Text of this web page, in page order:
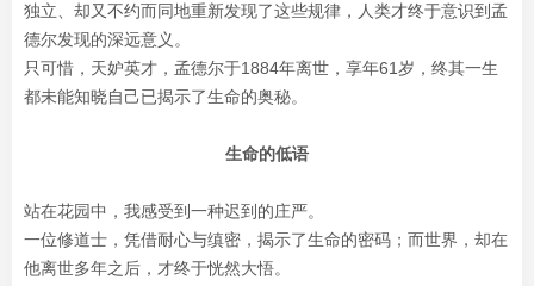
独立、却又不约而同地重新发现了这些规律，人类才终于意识到孟
德尔发现的深远意义。
只可惜，天妒英才，孟德尔于1884年离世，享年61岁，终其一生
都未能知晓自己已揭示了生命的奥秘。
生命的低语
站在花园中，我感受到一种迟到的庄严。
一位修道士，凭借耐心与缜密，揭示了生命的密码；而世界，却在
他离世多年之后，才终于恍然大悟。